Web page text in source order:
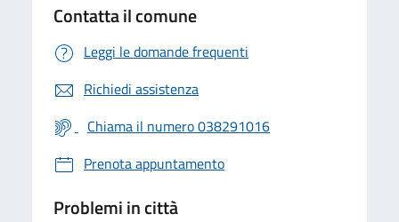
Contatta il comune
Leggi le domande frequenti
Richiedi assistenza
Chiama il numero 038291016
Prenota appuntamento
Problemi in città